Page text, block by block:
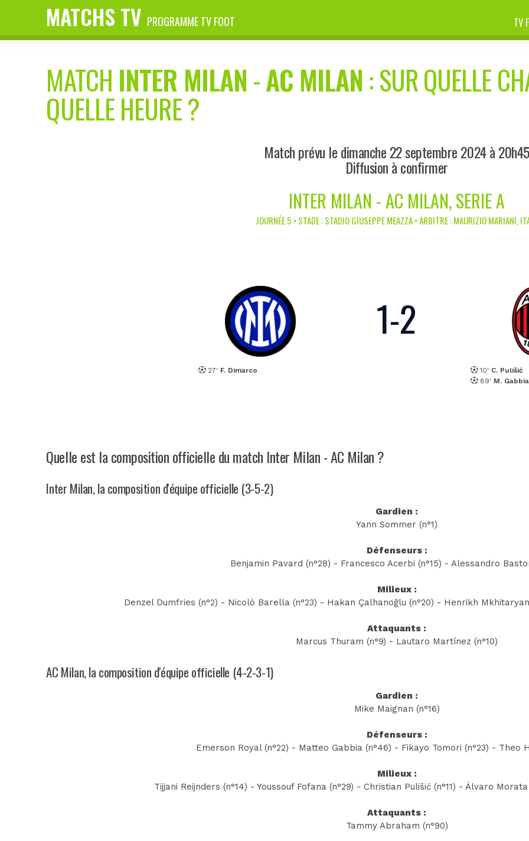
MATCHS TV PROGRAMME TV FOOT TV
MATCH INTER MILAN-AC MILAN : SUR QUELLE
QUELLE HEURE ?
Match prévu le dimanche 22 septembre 2024 à 20h45
Diffusion à confirmer
INTER MILAN - AC MILAN, SERIE A
JOURNÉE 5 • STADE : STADIO GIUSEPPE MEAZZA • ARBITRE : MAURIZIO MARIANI,
27' F. Dimarco
1-2
10' C. Pulišić
89' M. Gabbia
Quelle est la composition officielle du match Inter Milan - AC Milan ?
Inter Milan, la composition d'équipe officielle (3-5-2)
Gardien :
Yann Sommer (n°1)
Défenseurs :
Benjamin Pavard (n°28) - Francesco Acerbi (n°15) - Alessandro
Milieux :
Denzel Dumfries (n°2) - Nicolò Barella (n°23) - Hakan Çalhanoğlu (n°20) - Henrikh
Attaquants :
Marcus Thuram (n°9) - Lautaro Martínez (n°10)
AC Milan, la composition d'équipe officielle (4-2-3-1)
Gardien :
Mike Maignan (n°16)
Défenseurs :
Emerson Royal (n°22) - Matteo Gabbia (n°46) - Fikayo Tomori (n°23) - Theo
Milieux :
Tijjani Reijnders (n°14) - Youssouf Fofana (n°29) - Christian Pulišić (n°11) - Álvaro
Attaquants :
Tammy Abraham (n°90)